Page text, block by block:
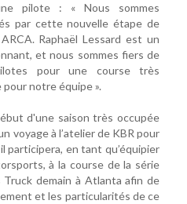
pilote : « Nous sommes
par cette nouvelle étape de
Raphaël Lessard est un
et nous sommes fiers de
pour une course très
notre équipe ».
d'une saison très occupée
voyage à l’atelier de KBR pour
participera, en tant qu’équipier
à la course de la série
demain à Atlanta afin de
et les particularités de ce